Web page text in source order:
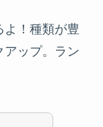
よ！種類が豊
アップ。ラン